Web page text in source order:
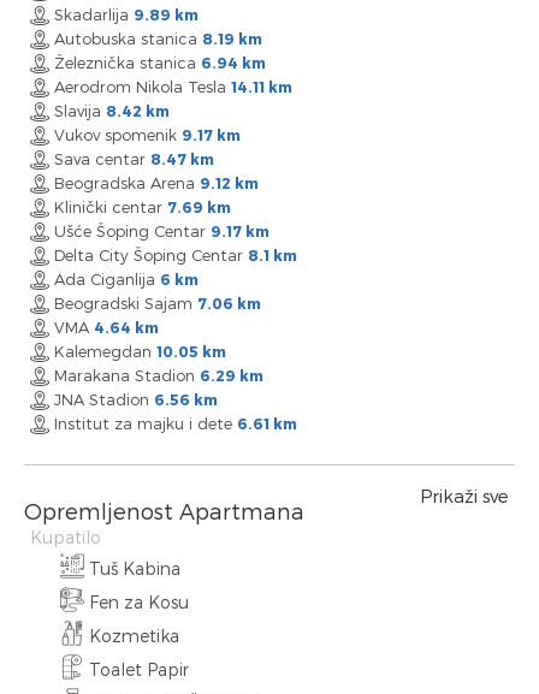
Skadarlija 9.89 km
Autobuska stanica 8.19 km
Železnička stanica 6.94 km
Aerodrom Nikola Tesla 14.11 km
Slavija 8.42 km
Vukov spomenik 9.17 km
Sava centar 8.47 km
Beogradska Arena 9.12 km
Klinički centar 7.69 km
Ušće Šoping Centar 9.17 km
Delta City Šoping Centar 8.1 km
Ada Ciganlija 6 km
Beogradski Sajam 7.06 km
VMA 4.64 km
Kalemegdan 10.05 km
Marakana Stadion 6.29 km
JNA Stadion 6.56 km
Institut za majku i dete 6.61 km
Opremljenost Apartmana
Prikaži sve
Kupatilo
Tuš Kabina
Fen za Kosu
Kozmetika
Toalet Papir